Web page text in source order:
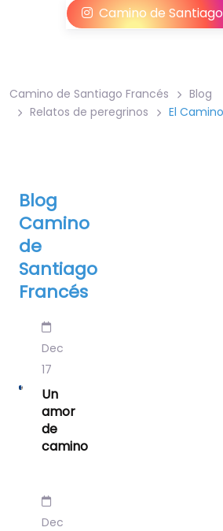
Camino de
Camino de Santiago Francés
Blog
Relatos de peregrinos
El
Blog
Camino
de
Santiago
Francés
Dec
17
Un
amor
de
camino
Dec